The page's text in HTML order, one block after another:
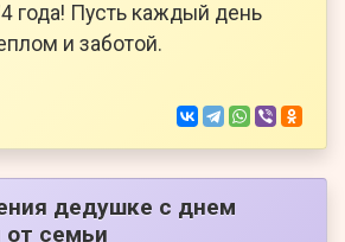
года! Пусть каждый день
и заботой.
дедушке с днем
семьи